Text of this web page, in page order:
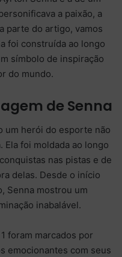
a paixão, a
parte do artigo, vamos
foi construída ao longo
símbolo de inspiração
do mundo.
de Senna
um herói do esporte não
foi moldada ao longo
nas pistas e de
delas. Desde o início
Senna mostrou um
inabalável.
foram marcados por
emocionantes com seus